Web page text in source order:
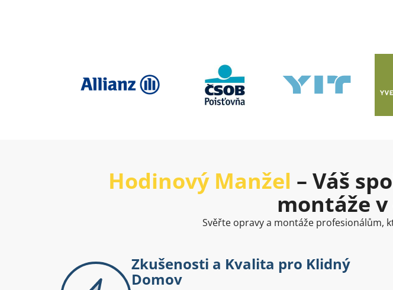
Hodinový Manžel – Váš
montáže
Svěřte opravy a montáže profesionálům,
Zkušenosti a Kvalita pro Klidný
Domov